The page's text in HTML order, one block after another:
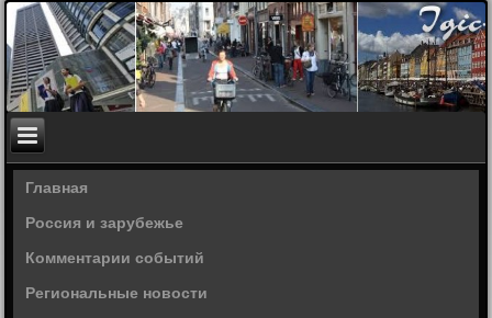
Главная
Россия и зарубежье
Комментарии событий
Региональные новости